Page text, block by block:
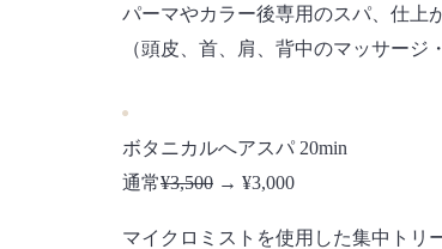
パーマやカラー後専用のスパ、仕上
（頭皮、首、肩、背中のマッサージ
ボタニカルへアスパ 20min
通常¥3,500 → ¥3,000
マイクロミストを使用した集中トリ